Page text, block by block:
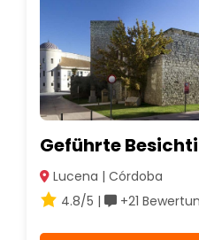
Geführte
Lucena | Córdoba
4.8/5 |
+21